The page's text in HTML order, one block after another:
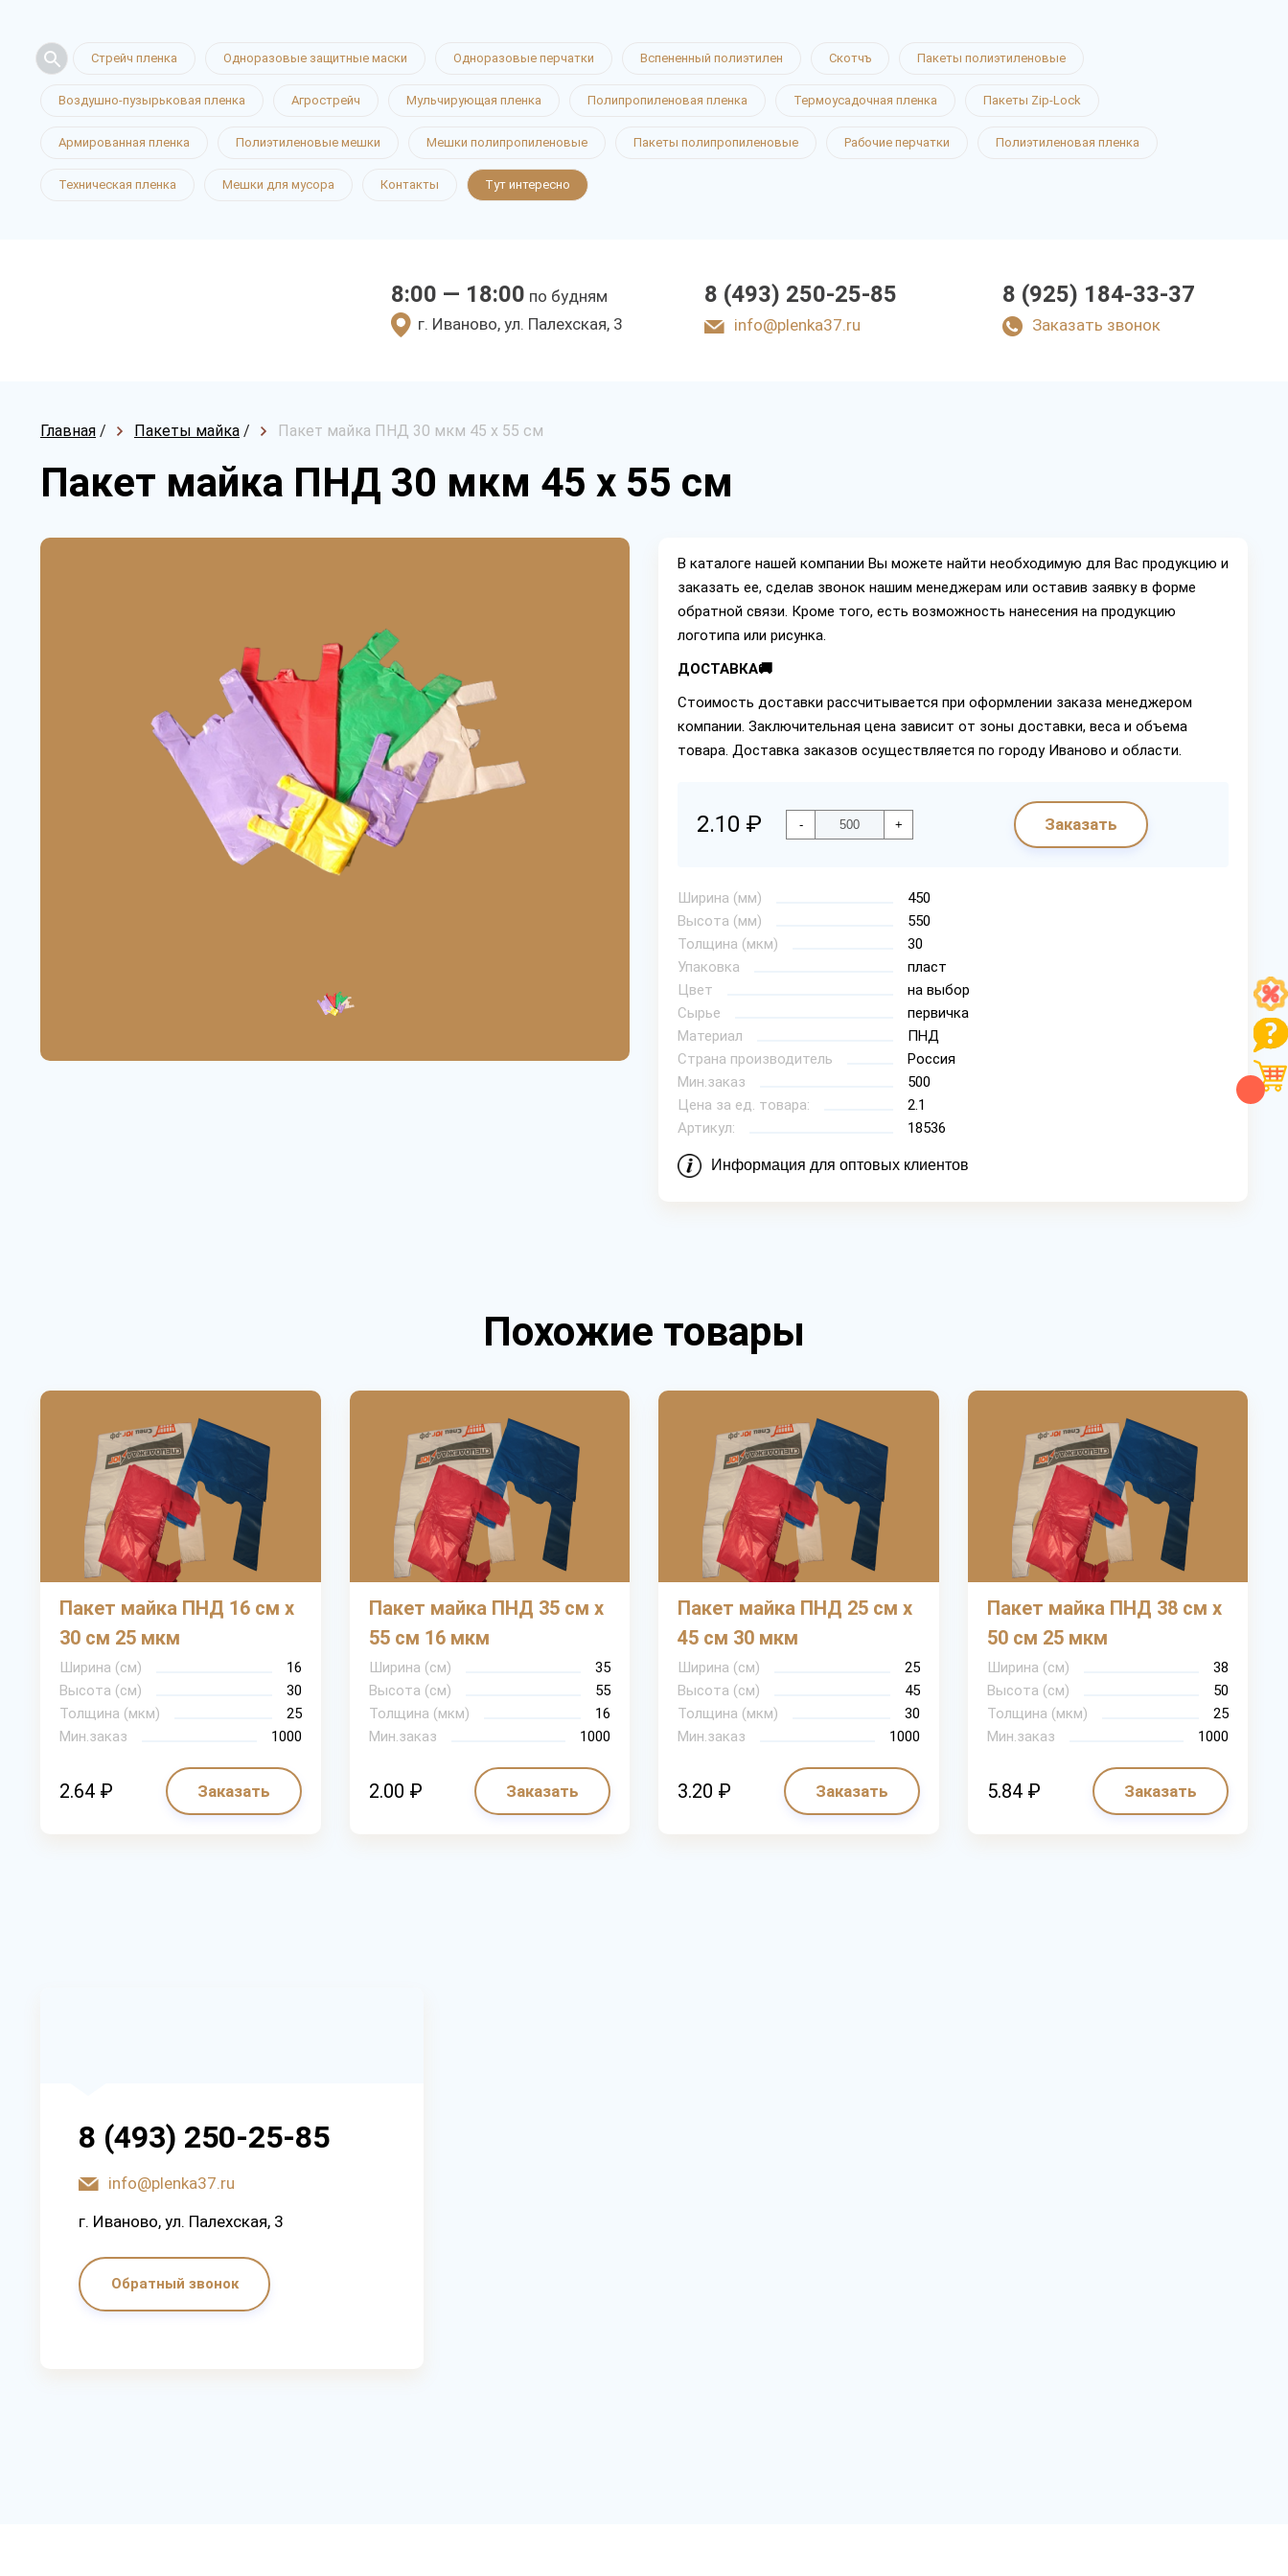
Стрейч пленка Одноразовые защитные маски Одноразовые перчатки Вспененный полиэтилен Скотчъ Пакеты полиэтиленовые
Воздушно-пузырьковая пленка Агрострейч Мульчирующая пленка Полипропиленовая пленка Термоусадочная пленка Пакеты Zip-Lock
Армированная пленка Полиэтиленовые мешки Мешки полипропиленовые Пакеты полипропиленовые Рабочие перчатки Полиэтиленовая пленка
Техническая пленка Мешки для мусора Контакты Тут интересно
8:00 — 18:00 по будням
г. Иваново, ул. Палехская, 3
8 (493) 250-25-85
info@plenka37.ru
8 (925) 184-33-37
Заказать звонок
Главная / Пакеты майка / Пакет майка ПНД 30 мкм 45 х 55 см
Пакет майка ПНД 30 мкм 45 х 55 см
В каталоге нашей компании Вы можете найти необходимую для Вас продукцию и
заказать ее, сделав звонок нашим менеджерам или оставив заявку в форме
обратной связи. Кроме того, есть возможность нанесения на продукцию
логотипа или рисунка.
ДОСТАВКА🚚
Стоимость доставки рассчитывается при оформлении заказа менеджером
компании. Заключительная цена зависит от зоны доставки, веса и объема
товара. Доставка заказов осуществляется по городу Иваново и области.
2.10 ₽ - + Заказать
Ширина (мм)
450
Высота (мм)
550
Толщина (мкм)
30
Упаковка
пласт
Цвет
на выбор
Сырье
первичка
Материал
ПНД
Страна производитель
Россия
Мин.заказ
500
Цена за ед. товара:
2.1
Артикул:
18536
Информация для оптовых клиентов
Похожие товары
Пакет майка ПНД 16 см х
30 см 25 мкм
Ширина (см)
16
Высота (см)
30
Толщина (мкм)
25
Мин.заказ
1000
2.64 ₽ Заказать
Пакет майка ПНД 35 см х
55 см 16 мкм
Ширина (см)
35
Высота (см)
55
Толщина (мкм)
16
Мин.заказ
1000
2.00 ₽ Заказать
Пакет майка ПНД 25 см х
45 см 30 мкм
Ширина (см)
25
Высота (см)
45
Толщина (мкм)
30
Мин.заказ
1000
3.20 ₽ Заказать
Пакет майка ПНД 38 см х
50 см 25 мкм
Ширина (cм)
38
Высота (см)
50
Толщина (мкм)
25
Мин.заказ
1000
5.84 ₽ Заказать
8 (493) 250-25-85
info@plenka37.ru
г. Иваново, ул. Палехская, 3
Обратный звонок